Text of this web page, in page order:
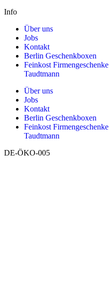
Info
Über uns
Jobs
Kontakt
Berlin Geschenkboxen
Feinkost
Taudtmann
Über uns
Jobs
Kontakt
Berlin Geschenkboxen
Feinkost
Taudtmann
DE-ÖKO-005